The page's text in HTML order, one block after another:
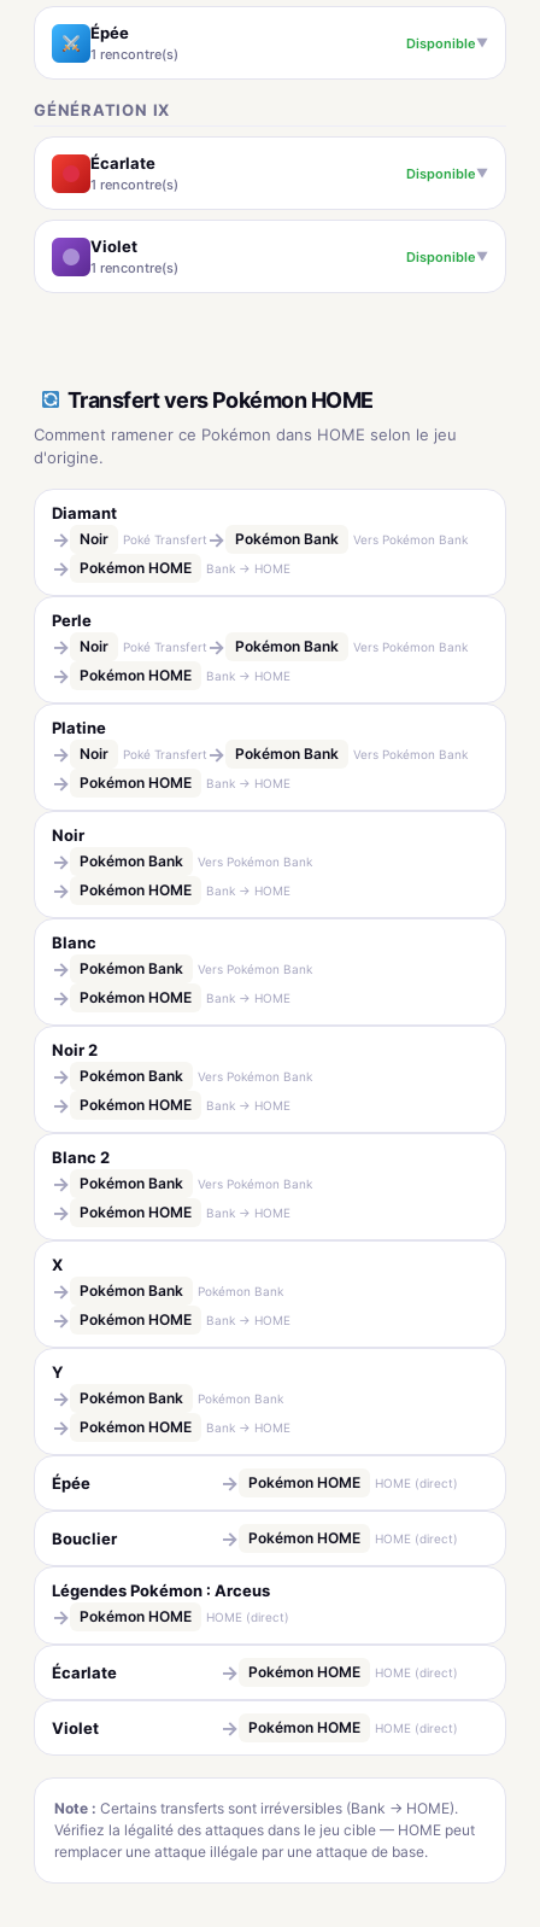
Épée
1 rencontre(s)
Disponible▼
GÉNÉRATION IX
Écarlate
1 rencontre(s)
Disponible▼
Violet
1 rencontre(s)
Disponible▼
Transfert vers Pokémon HOME
Comment ramener ce Pokémon dans HOME selon le jeu
d'origine.
Diamant
→ Noir Poké Transfert → Pokémon Bank Vers Pokémon Bank
→ Pokémon HOME Bank → HOME
Perle
→ Noir Poké Transfert → Pokémon Bank Vers Pokémon Bank
→ Pokémon HOME Bank → HOME
Platine
→ Noir Poké Transfert → Pokémon Bank Vers Pokémon Bank
→ Pokémon HOME Bank → HOME
Noir
→ Pokémon Bank Vers Pokémon Bank
→ Pokémon HOME Bank → HOME
Blanc
→ Pokémon Bank Vers Pokémon Bank
→ Pokémon HOME Bank → HOME
Noir 2
→ Pokémon Bank Vers Pokémon Bank
→ Pokémon HOME Bank → HOME
Blanc 2
→ Pokémon Bank Vers Pokémon Bank
→ Pokémon HOME Bank → HOME
X
→ Pokémon Bank Pokémon Bank
→ Pokémon HOME Bank → HOME
Y
→ Pokémon Bank Pokémon Bank
→ Pokémon HOME Bank → HOME
Épée → Pokémon HOME HOME (direct)
Bouclier → Pokémon HOME HOME (direct)
Légendes Pokémon : Arceus
→ Pokémon HOME HOME (direct)
Écarlate → Pokémon HOME HOME (direct)
Violet → Pokémon HOME HOME (direct)
Note : Certains transferts sont irréversibles (Bank → HOME).
Vérifiez la légalité des attaques dans le jeu cible — HOME peut
remplacer une attaque illégale par une attaque de base.